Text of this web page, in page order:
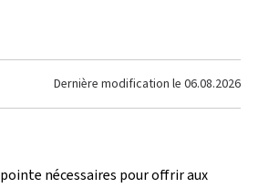
Dernière modification le 06.08.2026
nécessaires pour offrir aux